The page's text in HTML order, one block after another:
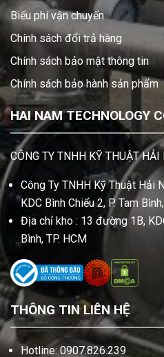
Biểu phí vận chuyển
Chính sách đổi trả hàng
Chính sách bảo mật thông tin
Chính sách bảo hành sản phẩm
HAI NAM TECHNOLOGY
CÔNG TY TNHH KỸ THUẬT HẢI
Công Ty TNHH Kỹ Thuật Hải
KDC Bình Chiểu 2, P. Tam
Địa chỉ kho : 13 đường 1B,
Bình, TP. HCM
THÔNG TIN LIÊN HỆ
Hotline: 0907.826.239